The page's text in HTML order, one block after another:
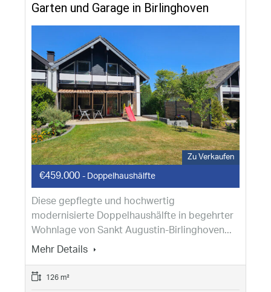
Garten und Garage in Birlinghoven
Zu Verkaufen
€459.000 - Doppelhaushälfte
Diese gepflegte und hochwertig
modernisierte Doppelhaushälfte in begehrter
Wohnlage von Sankt Augustin-Birlinghoven...
Mehr Details
126 m²